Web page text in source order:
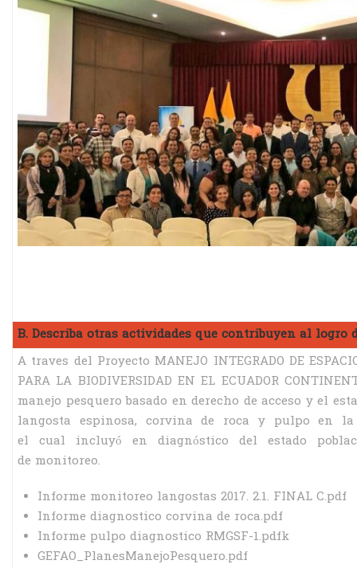
B. Describa otras actividades que contribuyen al logro
A traves del Proyecto MANEJO INTEGRADO DE
PARA LA BIODIVERSIDAD EN EL ECUADOR
manejo pesquero basado en derecho de acceso y el
langosta espinosa, corvina de roca y pulpo en la
el cual incluyó en diagnóstico del estado
de monitoreo.
Informe monitoreo langostas 2017. 2.1. FINAL C.pdf
Informe diagnostico corvina de roca.pdf
Informe pulpo diagnostico RMGSF-1.pdfk
GEFAO_PlanesManejoPesquero.pdf